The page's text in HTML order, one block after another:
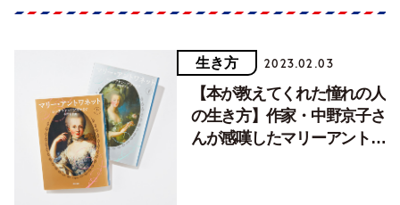
生き方 2023.02.03
【本が教えてくれた憧れの人
の生き方】作家・中野京子さ
んが感嘆したマリーアントワ